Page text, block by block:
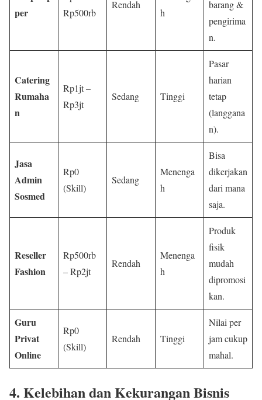
per
Rp500rb
Rendah
h
barang &
pengirima
n.
Catering
Rumaha
n
Rp1jt –
Rp3jt
Sedang Tinggi
Pasar
harian
tetap
(langgana
n).
Jasa
Admin
Sosmed
Rp0
(Skill)
Sedang
Menenga
h
Bisa
dikerjakan
dari mana
saja.
Reseller
Fashion
Rp500rb
– Rp2jt
Rendah
Menenga
h
Produk
fisik
mudah
dipromosi
kan.
Guru
Privat
Online
Rp0
(Skill)
Rendah Tinggi
Nilai per
jam cukup
mahal.
4. Kelebihan dan Kekurangan Bisnis